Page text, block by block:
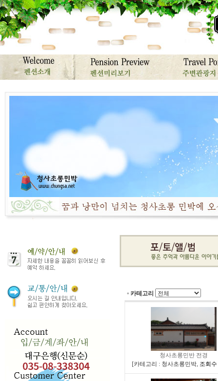
카테고리
청사초롱민반 전경
[카테고리 : 청사초롱민박, 조회수